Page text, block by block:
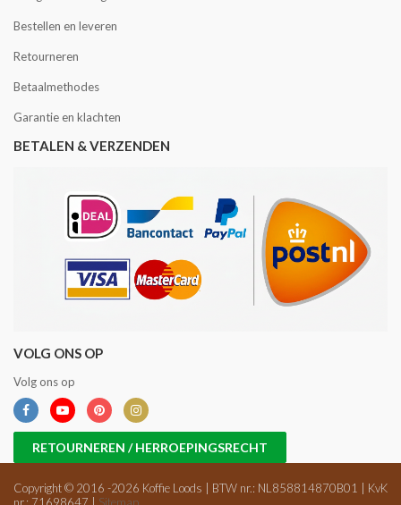
Bestellen en leveren
Retourneren
Betaalmethodes
Garantie en klachten
BETALEN & VERZENDEN
VOLG ONS OP
Volg ons op
RETOURNEREN / HERROEPINGSRECHT
Copyright © 2016 -2026 Koffie Loods | BTW nr.: NL858814870B01 | KvK